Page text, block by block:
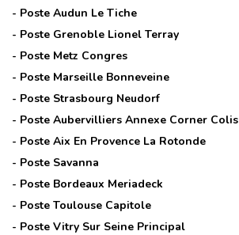
- Poste Audun Le Tiche
- Poste Grenoble Lionel Terray
- Poste Metz Congres
- Poste Marseille Bonneveine
- Poste Strasbourg Neudorf
- Poste Aubervilliers Annexe Corner Colis
- Poste Aix En Provence La Rotonde
- Poste Savanna
- Poste Bordeaux Meriadeck
- Poste Toulouse Capitole
- Poste Vitry Sur Seine Principal